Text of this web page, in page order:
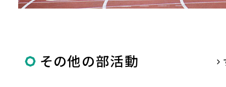
その他の部活動